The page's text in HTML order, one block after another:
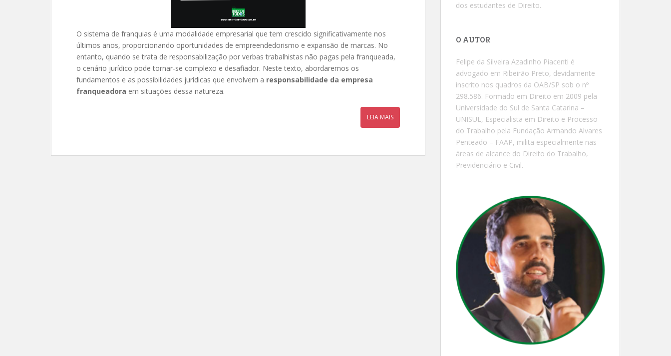
O sistema de franquias é uma modalidade empresarial que tem crescido significativamente nos
últimos anos, proporcionando oportunidades de empreendedorismo e expansão de marcas. No
entanto, quando se trata de responsabilização por verbas trabalhistas não pagas pela franqueada,
o cenário jurídico pode tornar-se complexo e desafiador. Neste texto, abordaremos os
fundamentos e as possibilidades jurídicas que envolvem a responsabilidade da empresa
franqueadora em situações dessa natureza.
LEIA MAIS
dos estudantes de Direito.
O AUTOR
Felipe da Silveira Azadinho Piacenti é
advogado em Ribeirão Preto, devidamente
inscrito nos quadros da OAB/SP sob o nº
298.586. Formado em Direito em 2009 pela
Universidade do Sul de Santa Catarina –
UNISUL, Especialista em Direito e Processo
do Trabalho pela Fundação Armando Alvares
Penteado – FAAP, milita especialmente nas
áreas de alcance do Direito do Trabalho,
Previdenciário e Civil.